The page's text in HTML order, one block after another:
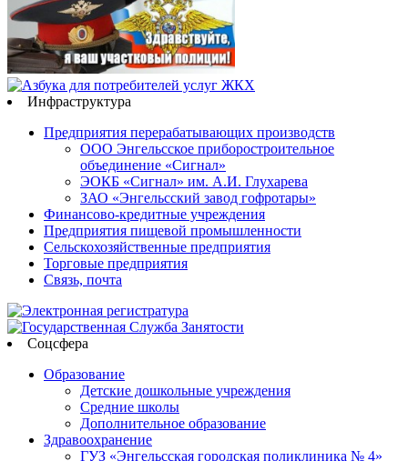
Инфраструктура
Предприятия перерабатывающих производств
ООО Энгельсское приборостроительное
объединение «Сигнал»
ЭОКБ «Сигнал» им. А.И. Глухарева
ЗАО «Энгельсский завод гофротары»
Финансово-кредитные учреждения
Предприятия пищевой промышленности
Сельскохозяйственные предприятия
Торговые предприятия
Связь, почта
Соцсфера
Образование
Детские дошкольные учреждения
Средние школы
Дополнительное образование
Здравоохранение
ГУЗ «Энгельсская городская поликлиника № 4»